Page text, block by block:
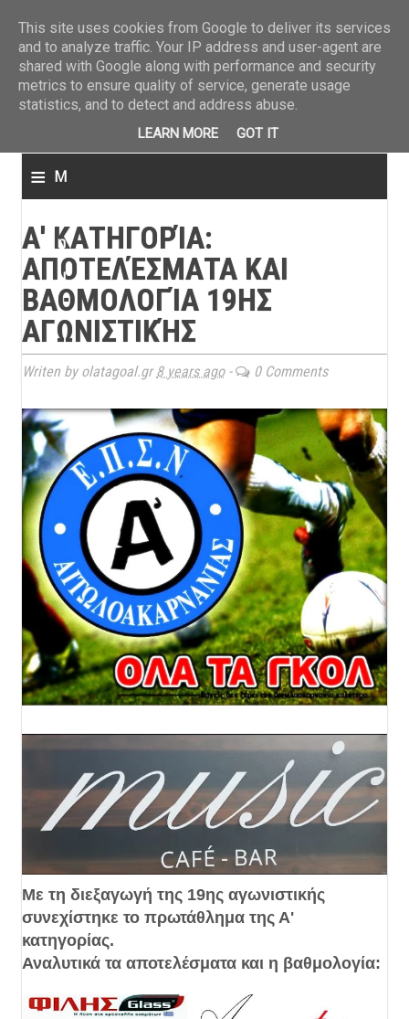
≡ M
n
u
Α' ΚΑΤΗΓΟΡΊΑ:
ΑΠΟΤΕΛΈΣΜΑΤΑ ΚΑΙ
ΒΑΘΜΟΛΟΓΊΑ 19ΗΣ
ΑΓΩΝΙΣΤΙΚΉΣ
Writen by olatagoal.gr8 years ago- 0 Comments
Με τη διεξαγωγή της 19ης αγωνιστικής
συνεχίστηκε το πρωτάθλημα της Α'
κατηγορίας.
Αναλυτικά τα αποτελέσματα και η βαθμολογία:
This site uses cookies from Google to deliver its services
and to analyze traffic. Your IP address and user-agent are
shared with Google along with performance and security
metrics to ensure quality of service, generate usage
statistics, and to detect and address abuse.
LEARN MORE GOT IT